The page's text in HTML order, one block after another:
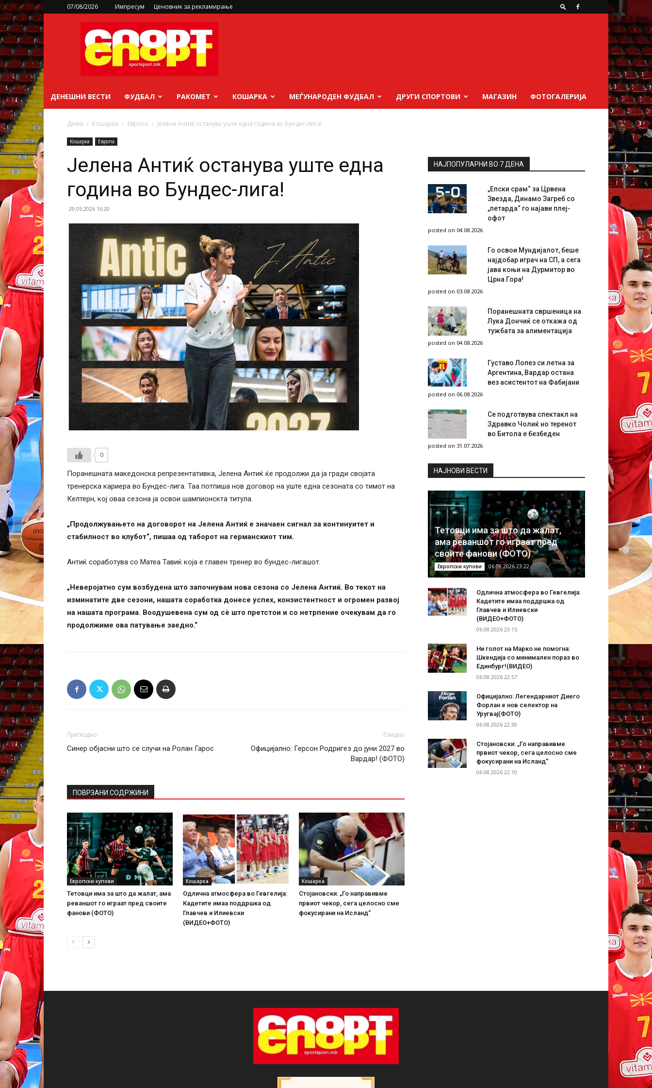
07/08/2026 Импресум Ценовник за рекламирање
sportsport.mk
ДЕНЕШНИ ВЕСТИ ФУДБАЛ РАКОМЕТ КОШАРКА МЕЃУНАРОДЕН ФУДБАЛ ДРУГИ СПОРТОВИ МАГАЗИН ФОТОГАЛЕРИЈА
Дома Кошарка Европа Јелена Антиќ останува уште една година во Бундес-лига!
Кошарка Европа
Јелена Антиќ останува уште една
година во Бундес-лига!
29.05.2026 16:20
0
Поранешната македонска репрезентативка, Јелена Антиќ ќе продолжи да ја гради својата
тренерска кариера во Бундес-лига. Таа потпиша нов договор на уште една сезоната со тимот на
Келтерн, кој оваа сезона ја освои шампионскта титула.
„Продолжувањето на договорот на Јелена Антиќ е значаен сигнал за континуитет и
стабилност во клубот“, пишаа од таборот на германскиот тим.
Антиќ соработува со Матеа Тавиќ која е главен тренер во бундес-лигашот.
„Неверојатно сум возбудена што започнувам нова сезона со Јелена Антиќ. Во текот на
изминатите две сезони, нашата соработка донесе успех, конзистентност и огромен развој
на нашата програма. Воодушевена сум од сè што претстои и со нетрпение очекувам да го
продолжиме ова патување заедно.“
Претходно
Синер објасни што се случи на Ролан Гарос
Следно
Официјално: Герсон Родригез до јуни 2027 во
Вардар! (ФОТО)
ПОВРЗАНИ СОДРЖИНИ
Европски купови
Тетовци има за што да жалат, ама
реваншот го играат пред своите
фанови (ФОТО)
Кошарка
Одлична атмосфера во Гевгелија:
Кадетите имаа поддршка од
Главчев и Илиевски
(ВИДЕО+ФОТО)
Кошарка
Стојановски: „Го направивме
првиот чекор, сега целосно сме
фокусирани на Исланд“
НАЈПОПУЛАРНИ ВО 7 ДЕНА
„Епски срам“ за Црвена
Звезда, Динамо Загреб со
„петарда“ го најави плеј-
офот
posted on 04.08.2026
Го освои Мундијалот, беше
најдобар играч на СП, а сега
јава коњи на Дурмитор во
Црна Гора!
posted on 03.08.2026
Поранешната свршеница на
Лука Дончиќ се откажа од
тужбата за алиментација
posted on 04.08.2026
Густаво Лопез си летна за
Аргентина, Вардар остана
вез асистентот на Фабијани
posted on 06.08.2026
Се подготвува спектакл на
Здравко Чолиќ но теренот
во Битола е безбеден
posted on 31.07.2026
НAЈНОВИ ВЕСТИ
Тетовци има за што да жалат,
ама реваншот го играат пред
своите фанови (ФОТО)
Европски купови 06.08.2026 23:22
Одлична атмосфера во Гевгелија:
Кадетите имаа поддршка од
Главчев и Илиевски
(ВИДЕО+ФОТО)
06.08.2026 23:15
Ни голот на Марко не помогна:
Шкендија со минимален пораз во
Единбург!(ВИДЕО)
06.08.2026 22:57
Официјално: Легендарниот Диего
Форлан е нов селектор на
Уругвај(ФОТО)
06.08.2026 22:30
Стојановски: „Го направивме
првиот чекор, сега целосно сме
фокусирани на Исланд“
06.08.2026 22:10